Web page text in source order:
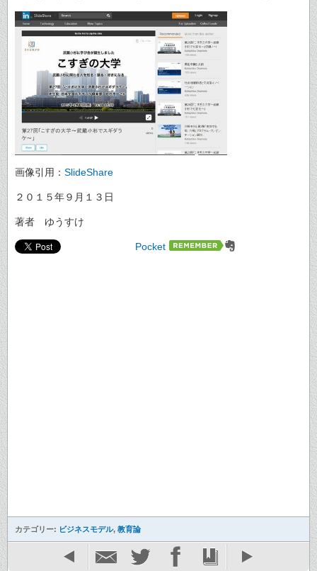
画像引用： SlideShare
２０１５年９月１３日
著者 ゆうすけ
Pocket
カテゴリー: ビジネスモデル, 教育論